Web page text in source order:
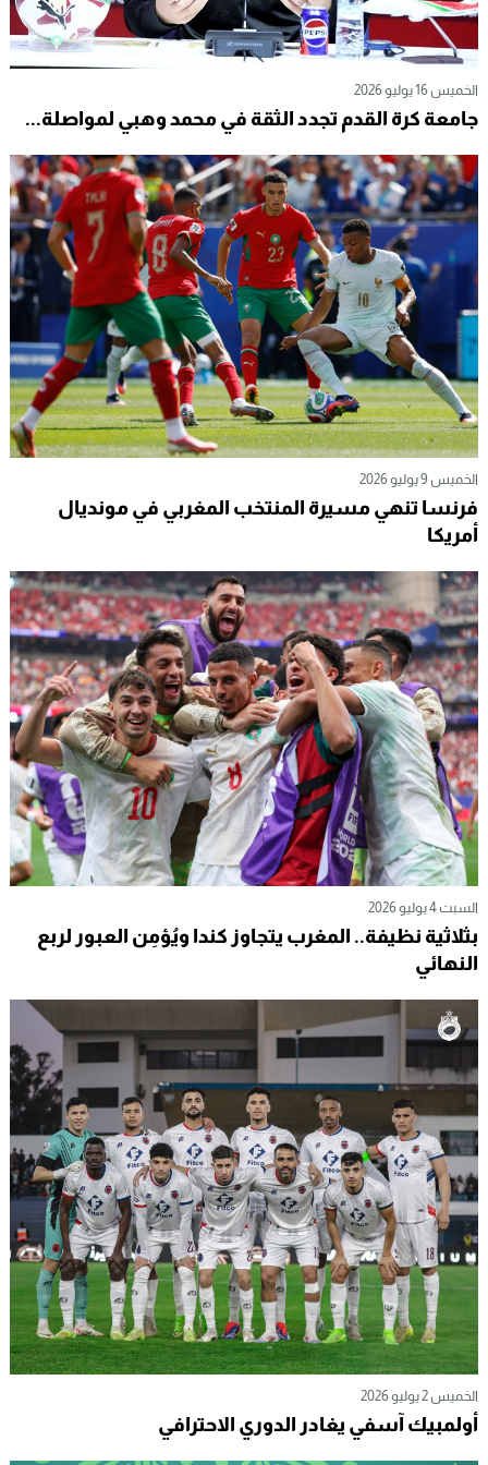
الخميس 16 يوليو 2026
جامعة كرة القدم تجدد الثقة في محمد وهبي لمواصلة...
الخميس 9 يوليو 2026
فرنسا تنهي مسيرة المنتخب المغربي في مونديال
أمريكا
السبت 4 يوليو 2026
بثلاثية نظيفة.. المغرب يتجاوز كندا ويُؤمِن العبور لربع
النهائي
الخميس 2 يوليو 2026
أولمبيك آسفي يغادر الدوري الاحترافي